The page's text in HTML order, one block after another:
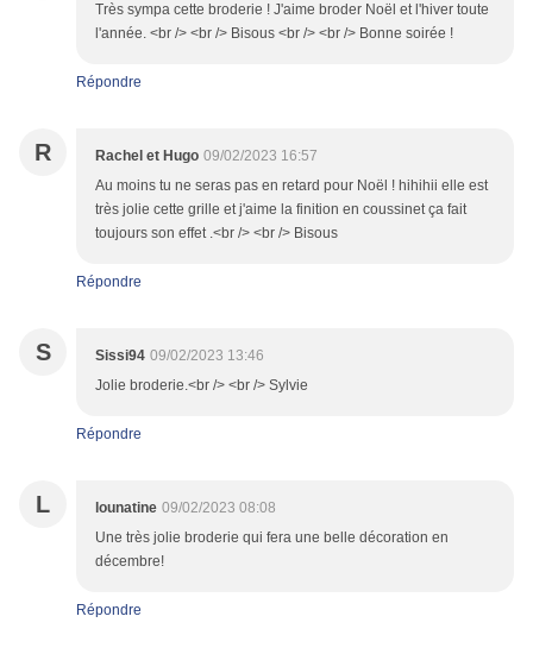
Très sympa cette broderie ! J'aime broder Noël et l'hiver toute
l'année. <br /> <br /> Bisous <br /> <br /> Bonne soirée !
Répondre
R Rachel et Hugo 09/02/2023 16:57
Au moins tu ne seras pas en retard pour Noël ! hihihii elle est
très jolie cette grille et j'aime la finition en coussinet ça fait
toujours son effet .<br /> <br /> Bisous
Répondre
S Sissi94 09/02/2023 13:46
Jolie broderie.<br /> <br /> Sylvie
Répondre
L lounatine 09/02/2023 08:08
Une très jolie broderie qui fera une belle décoration en
décembre!
Répondre